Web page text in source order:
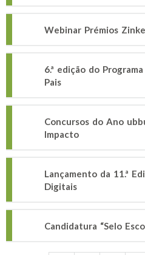
Webinar Prémios
6.ª edição do
Pais
Concursos do Ano
Impacto
Lançamento da 11.ª
Digitais
Candidatura “Selo